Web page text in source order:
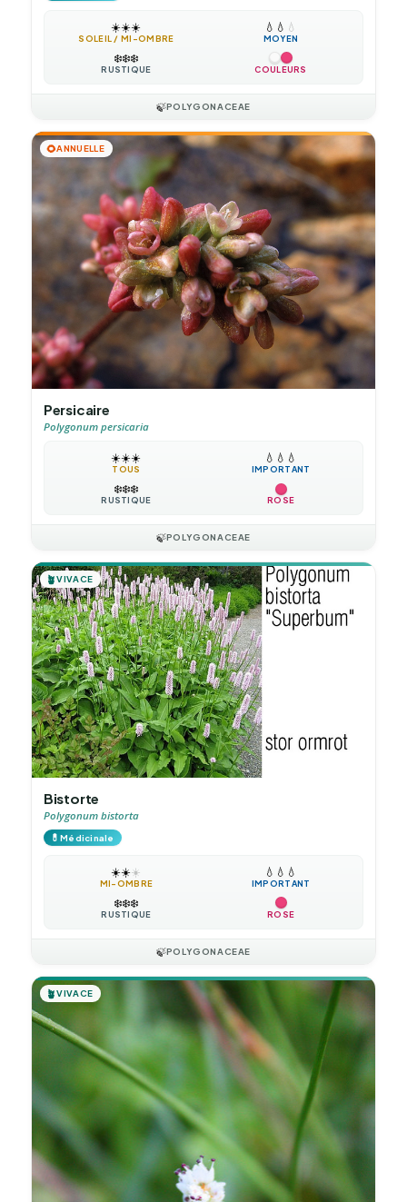
☀️☀️☀️
SOLEIL / MI-OMBRE
💧 💧 💧
MOYEN
❄️❄️❄️
RUSTIQUE COULEURS
🍃POLYGONACEAE
🌻ANNUELLE
Persicaire
Polygonum persicaria
☀️☀️☀️
TOUS
💧 💧 💧
IMPORTANT
❄️❄️❄️
RUSTIQUE ROSE
🍃POLYGONACEAE
🪴VIVACE
Bistorte
Polygonum bistorta
💊Médicinale
☀️☀️☀️
MI-OMBRE
💧 💧 💧
IMPORTANT
❄️❄️❄️
RUSTIQUE ROSE
🍃POLYGONACEAE
🪴VIVACE